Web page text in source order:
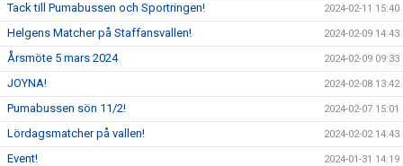
Tack till Pumabussen och Sportringen! 2024-02-11 15:40
Helgens Matcher på Staffansvallen! 2024-02-09 14:43
Årsmöte 5 mars 2024 2024-02-09 09:33
JOYNA! 2024-02-08 13:42
Pumabussen sön 11/2! 2024-02-07 15:01
Lördagsmatcher på vallen! 2024-02-02 14:43
Event! 2024-01-31 14:19